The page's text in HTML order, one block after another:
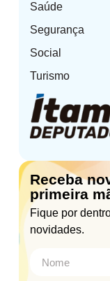
Saúde
Segurança
Social
Turismo
Receba
primeira
Fique por
novidades.